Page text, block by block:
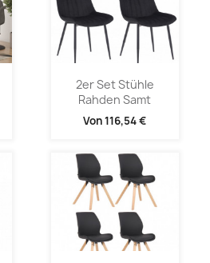
2er Set Stühle
Rahden Samt
Von116,54 €